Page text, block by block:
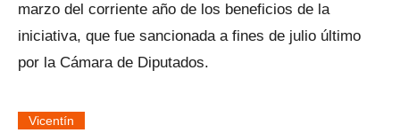
marzo del corriente año de los beneficios de la
iniciativa, que fue sancionada a fines de julio último
por la Cámara de Diputados.
Vicentín